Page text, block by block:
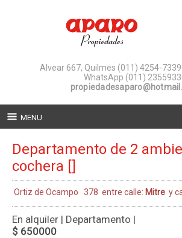
Alvear 667, Quilmes (011) 4254-
WhatsApp (011)
MENU
Departamento de 2
cochera []
Ortiz de Ocampo 378 entre calle: Mitre y
En alquiler | Departamento |
$ 650000